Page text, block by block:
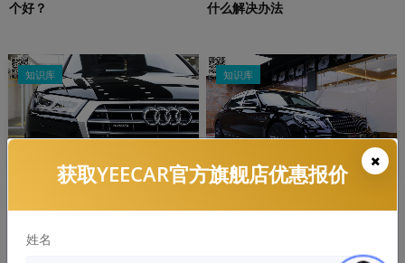
个好？ 什么解决办法
知识库 知识库
获取YEECAR官方旗舰店优惠报价
姓名